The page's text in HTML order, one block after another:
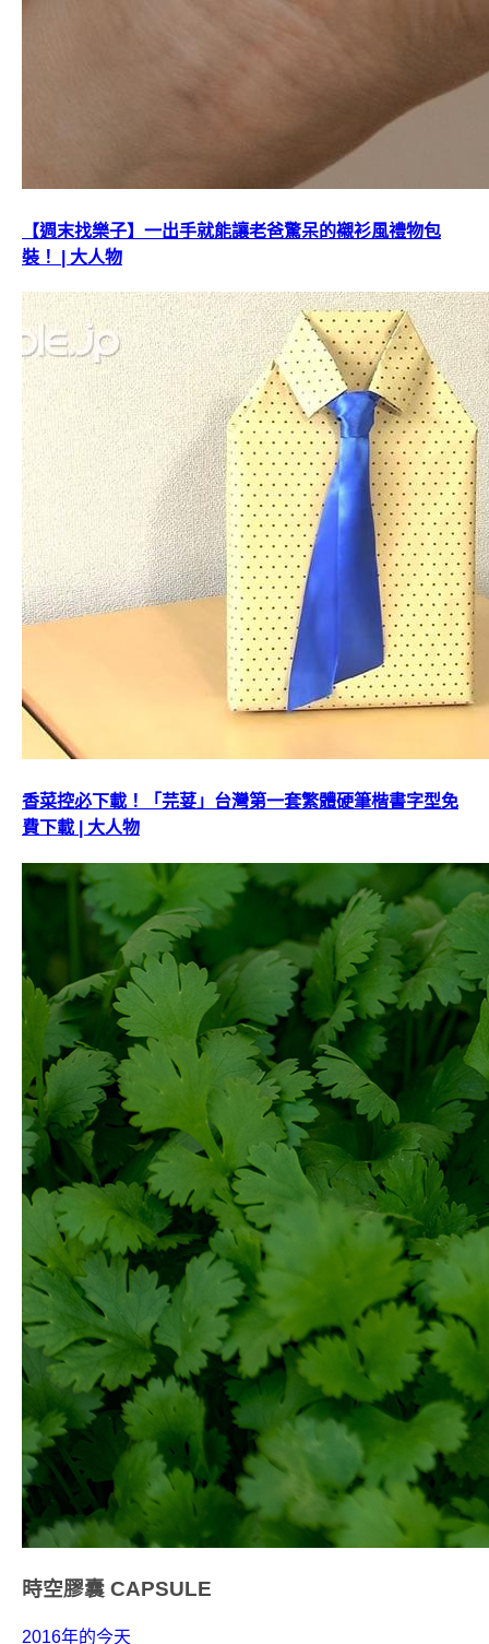
【週末找樂子】一出手就能讓老爸驚呆的襯衫風禮物包
裝！ | 大人物
香菜控必下載！「芫荽」台灣第一套繁體硬筆楷書字型免
費下載 | 大人物
時空膠囊 CAPSULE
2016年的今天